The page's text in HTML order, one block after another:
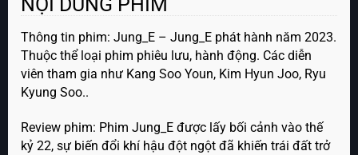
Thông tin phim: Jung_E – Jung_E phát hành năm 2023.
Thuộc thể loại phim phiêu lưu, hành động. Các diễn
viên tham gia như Kang Soo Youn, Kim Hyun Joo, Ryu
Kyung Soo..
Review phim: Phim Jung_E được lấy bối cảnh vào thế
kỷ 22, sự biến đổi khí hậu đột ngột đã khiến trái đất trở